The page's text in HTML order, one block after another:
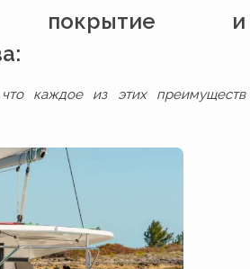
покрытие и
каждое из этих преимуществ